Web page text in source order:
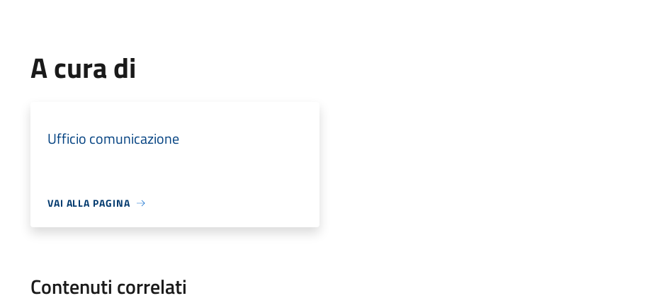
A cura di
Ufficio comunicazione
VAI ALLA PAGINA
Contenuti correlati